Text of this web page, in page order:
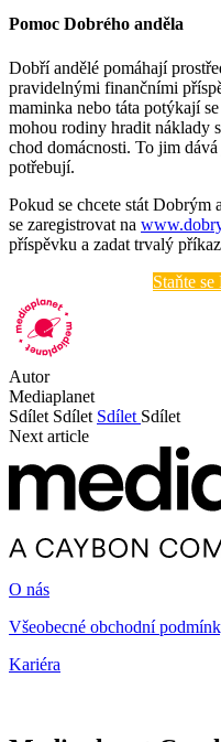
Pomoc Dobrého anděla
Dobří andělé pomáhají
pravidelnými finančními
maminka nebo táta potýkají
mohou rodiny hradit náklady
chod domácnosti. To jim
potřebují.
Pokud se chcete stát Dobrým
se zaregistrovat na
příspěvku a zadat trvalý
Staňte
Autor
Mediaplanet
Sdílet Sdílet Sdílet Sdílet
Next article
O nás
Všeobecné obchodní
Kariéra